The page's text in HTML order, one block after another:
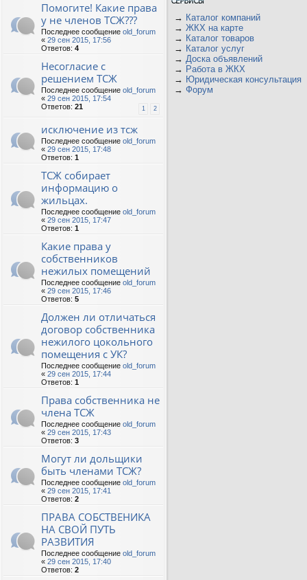
Помогите! Какие права
у не членов ТСЖ???
Последнее сообщение old_forum
« 29 сен 2015, 17:56
Ответов: 4
Несогласие с
решением ТСЖ
Последнее сообщение old_forum
« 29 сен 2015, 17:54
Ответов: 21 1 2
исключение из тсж
Последнее сообщение old_forum
« 29 сен 2015, 17:48
Ответов: 1
ТСЖ собирает
информацию о
жильцах.
Последнее сообщение old_forum
« 29 сен 2015, 17:47
Ответов: 1
Какие права у
собственников
нежилых помещений
Последнее сообщение old_forum
« 29 сен 2015, 17:46
Ответов: 5
Должен ли отличаться
договор собственника
нежилого цокольного
помещения с УК?
Последнее сообщение old_forum
« 29 сен 2015, 17:44
Ответов: 1
Права собственника не
члена ТСЖ
Последнее сообщение old_forum
« 29 сен 2015, 17:43
Ответов: 3
Могут ли дольщики
быть членами ТСЖ?
Последнее сообщение old_forum
« 29 сен 2015, 17:41
Ответов: 2
ПРАВА СОБСТВЕНИКА
НА СВОЙ ПУТЬ
РАЗВИТИЯ
Последнее сообщение old_forum
« 29 сен 2015, 17:40
Ответов: 2
→ Каталог компаний
→ ЖКХ на карте
→ Каталог товаров
→ Каталог услуг
→ Доска объявлений
→ Работа в ЖКХ
→ Юридическая консультация
→ Форум